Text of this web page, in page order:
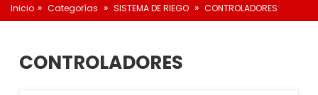
Inicio » Categorías » SISTEMA DE RIEGO » CONTROLADORES
CONTROLADORES